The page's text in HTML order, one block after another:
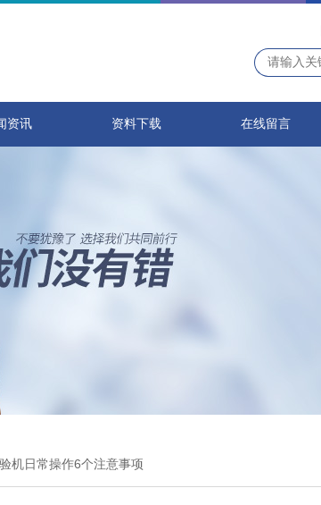
资讯 资料下载 在线留言
机日常操作6个注意事项